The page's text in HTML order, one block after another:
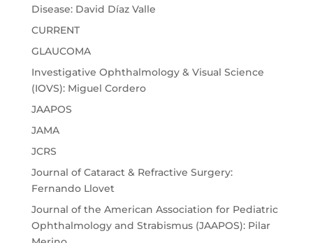
Disease: David Díaz Valle
CURRENT
GLAUCOMA
Investigative Ophthalmology & Visual Science
(IOVS): Miguel Cordero
JAAPOS
JAMA
JCRS
Journal of Cataract & Refractive Surgery:
Fernando Llovet
Journal of the American Association for Pediatric
Ophthalmology and Strabismus (JAAPOS): Pilar